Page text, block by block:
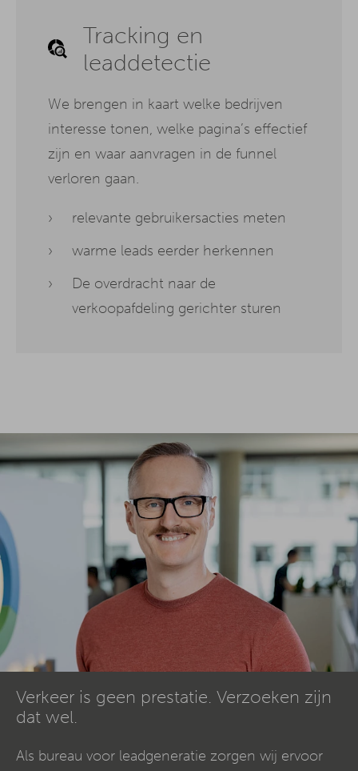
Tracking en
leaddetectie
We brengen in kaart welke bedrijven
interesse tonen, welke pagina’s effectief
zijn en waar aanvragen in de funnel
verloren gaan.
relevante gebruikersacties meten
warme leads eerder herkennen
De overdracht naar de
verkoopafdeling gerichter sturen
Verkeer is geen prestatie. Verzoeken zijn
dat wel.
Als bureau voor leadgeneratie zorgen wij ervoor